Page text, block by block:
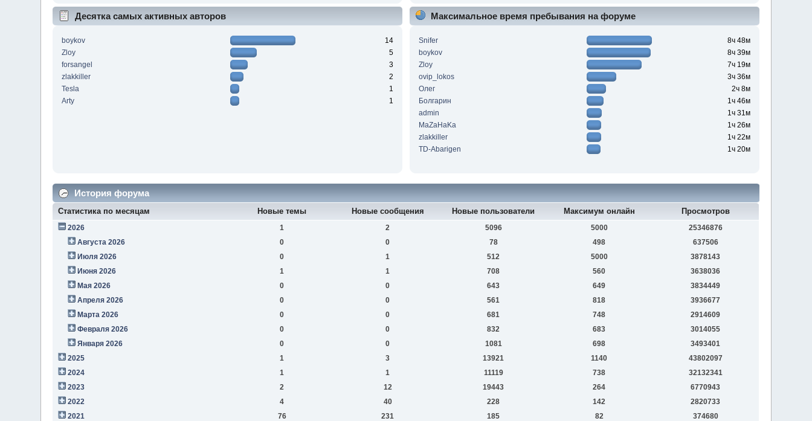
Десятка самых активных авторов
boykov
14
Zloy
5
forsangel
3
zlakkiller
2
Tesla
1
Arty
1
Максимальное время пребывания на форуме
Snifer
8ч 48м
boykov
8ч 39м
Zloy
7ч 19м
ovip_lokos
3ч 36м
Олег
2ч 8м
Болгарин
1ч 46м
admin
1ч 31м
MaZaHaKa
1ч 26м
zlakkiller
1ч 22м
TD-Abarigen
1ч 20м
История форума
Статистика по месяцам Новые темы Новые сообщения Новые пользователи Максимум онлайн Просмотров
2026 1 2 5096 5000
25346876
Августа 2026
0 0 78 498
637506
Июля 2026
0 1 512 5000
3878143
Июня 2026
1 1 708 560
3638036
Мая 2026
0 0 643 649
3834449
Апреля 2026
0 0 561 818
3936677
Марта 2026
0 0 681 748
2914609
Февраля 2026
0 0 832 683
3014055
Января 2026
0 0 1081 698
3493401
2025
1 3 13921 1140
43802097
2024
1 1 11119 738
32132341
2023
2 12 19443 264
6770943
2022
4 40 228 142
2820733
2021
76 231 185 82 374680